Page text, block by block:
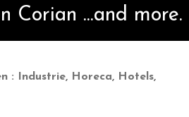
Corian ...and more.
: Industrie, Horeca, Hotels,